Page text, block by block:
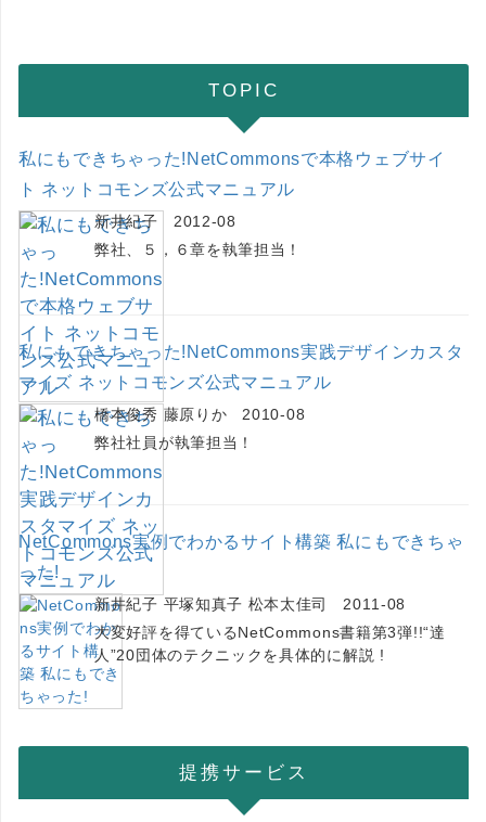
TOPIC
私にもできちゃった!NetCommonsで本格ウェブサイ
ト ネットコモンズ公式マニュアル
新井紀子 2012-08
弊社、５，６章を執筆担当！
私にもできちゃった!NetCommons実践デザインカスタ
マイズ ネットコモンズ公式マニュアル
橋本俊秀 藤原りか 2010-08
弊社社員が執筆担当！
NetCommons実例でわかるサイト構築 私にもできちゃ
った!
新井紀子 平塚知真子 松本太佳司 2011-08
大変好評を得ているNetCommons書籍第3弾!!“達
人”20団体のテクニックを具体的に解説 !
提携サービス